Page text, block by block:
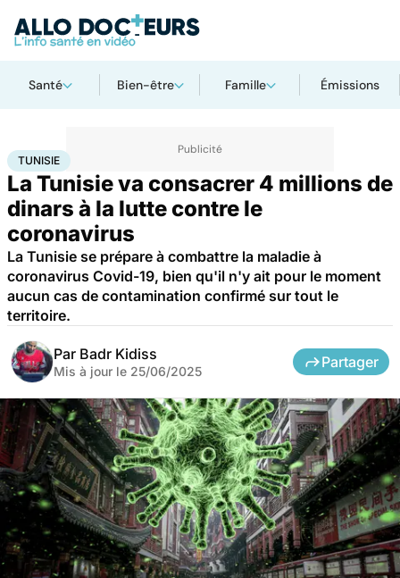
Santé Bien-être Famille Émissions
AccueilSanté
TUNISIE
La Tunisie va consacrer 4 millions de
dinars à la lutte contre le
coronavirus
La Tunisie se prépare à combattre la maladie à
coronavirus Covid-19, bien qu'il n'y ait pour le moment
aucun cas de contamination confirmé sur tout le
territoire.
Par Badr Kidiss
Mis à jour le 25/06/2025
Partager